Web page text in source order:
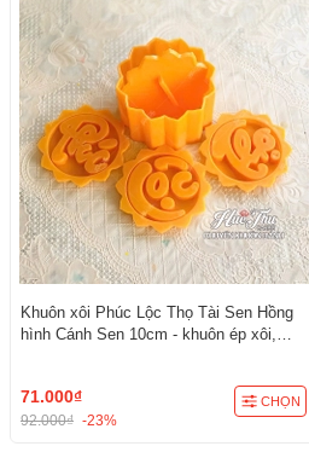
Khuôn xôi Phúc Lộc Thọ Tài Sen Hồng
hình Cánh Sen 10cm - khuôn ép xôi,
71.000₫
92.000₫ -23%
CHỌN